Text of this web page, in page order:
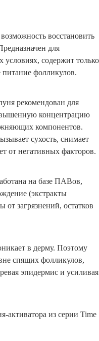
восстановить
для
содержит только
фолликулов.
рекомендован для
концентрацию
компонентов.
сухость, снимает
от негативных факторов.
на базе ПАВов,
(экстракты
загрязнений, остатков
в дерму. Поэтому
спящих фолликулов,
эпидермис и усиливая
активатора из серии Time